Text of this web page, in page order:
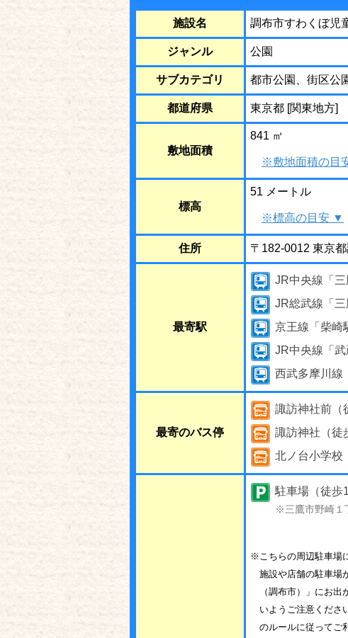
施設名 調布市すわくぼ児
ジャンル 公園
サブカテゴリ 都市公園、街区公
都道府県 東京都 [関東地方]
敷地面積
841 ㎡
※敷地面積の目
標高
51 メートル
※標高の目安 ▼
住所 〒182-0012 東京
最寄駅
JR中央線「三
JR総武線「三
京王線「柴崎
JR中央線「武
西武多摩川線
最寄のバス停
諏訪神社前（
諏訪神社（徒
北ノ台小学校
駐車場（徒歩
※三鷹市野崎１
※こちらの周辺駐車場
施設や店舗の駐車場
（調布市）」にお
いようご注意くださ
のルールに従ってご